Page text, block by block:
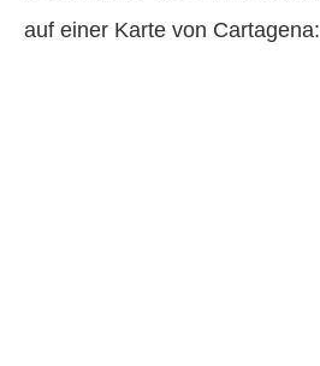
auf einer Karte von Cartagena: